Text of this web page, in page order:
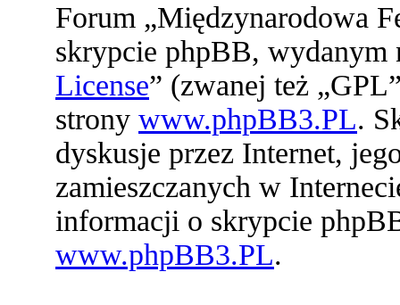
Forum „Międzynarodowa
skrypcie phpBB, wydanym
License” (zwanej też
strony www.phpBB3.PL.
dyskusje przez Internet,
zamieszczanych w
informacji o skrypcie
www.phpBB3.PL.